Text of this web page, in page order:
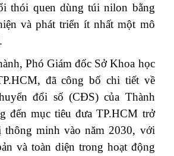
thói quen dùng túi nilon bằng
và phát triển ít nhất một mô
Phó Giám đốc Sở Khoa học
đã công bố chi tiết về
đổi số (CĐS) của Thành
đến mục tiêu đưa TP.HCM trở
thông minh vào năm 2030, với
và toàn diện trong hoạt động